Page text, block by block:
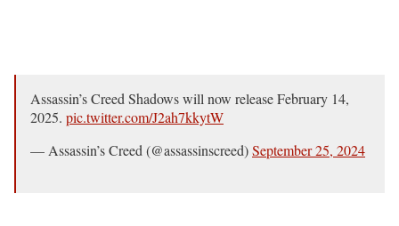
Assassin’s Creed Shadows will now release February 14,
2025. pic.twitter.com/J2ah7kkytW
— Assassin’s Creed (@assassinscreed)September 25, 2024